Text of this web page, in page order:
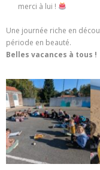
merci à lui !
Une journée riche en
période en beauté.
Belles vacances à tous !